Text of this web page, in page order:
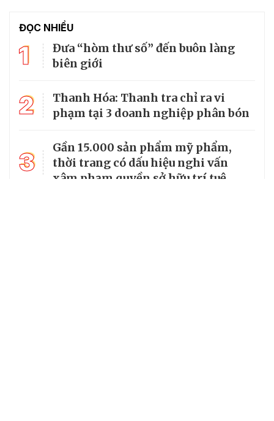
ĐỌC NHIỀU
1
Đưa “hòm thư số” đến buôn làng
biên giới
2
Thanh Hóa: Thanh tra chỉ ra vi
phạm tại 3 doanh nghiệp phân bón
3
Gần 15.000 sản phẩm mỹ phẩm,
thời trang có dấu hiệu nghi vấn
xâm phạm quyền sở hữu trí tuệ